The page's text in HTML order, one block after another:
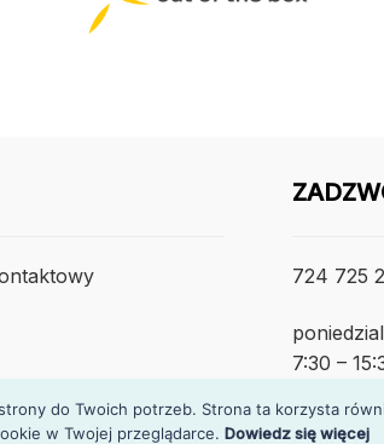
724 725
7:30 –
do Twoich potrzeb. Strona ta korzysta
w Twojej przeglądarce. Dowiedz się więcej